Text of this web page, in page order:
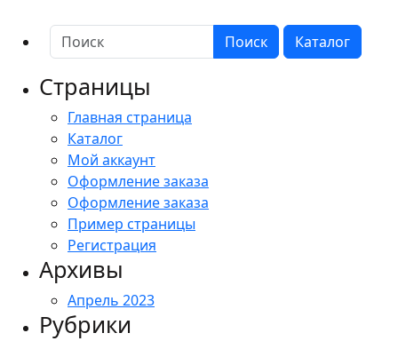
Поиск Каталог
Страницы
Главная страница
Каталог
Мой аккаунт
Оформление заказа
Оформление заказа
Пример страницы
Регистрация
Архивы
Апрель 2023
Рубрики